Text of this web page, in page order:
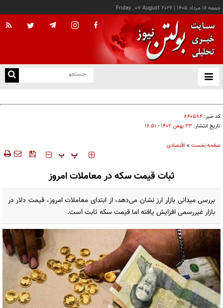
جمعه ۱۶ مرداد ۱۴۰۵ |
Friday , 07 August 2026
باز
و
کد خبر: ۸۴۰۵۸۴
تاریخ انتشار: ۲۳ بهمن ۱۴۰۲ - ۱۶:۵۱
صفحه نخست » اقتصادی
‍‍‍ پ پ
ثبات قیمت سکه در معاملات امروز
بررسی میدانی بازار ارز نشان می‌دهد، از ابتدای معاملات امروز، قیمت دلار در
بازار غیررسمی افزایش یافته اما قیمت سکه ثابت است.